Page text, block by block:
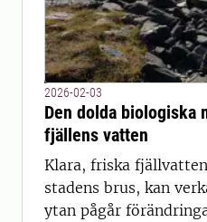
2026-02-03
Den dolda biologiska
fjällens vatten
Klara, friska
stadens brus, kan
ytan pågår